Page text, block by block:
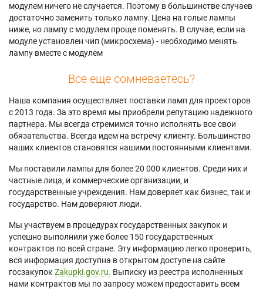
модулем ничего не случается. Поэтому в большинстве случаев
достаточно заменить только лампу. Цена на голые лампы
ниже, но лампу с модулем проще поменять. В случае, если на
модуле установлен чип (микросхема) - необходимо менять
лампу вместе с модулем
Все еще сомневаетесь?
Наша компания осуществляет поставки ламп для проекторов
с 2013 года. За это время мы приобрели репутацию надежного
партнера. Мы всегда стремимся точно исполнять все свои
обязательства. Всегда идем на встречу клиенту. Большинство
наших клиентов становятся нашими постоянными клиентами.
Мы поставили лампы для более 20 000 клиентов. Среди них и
частные лица, и коммерческие организации, и
государственные учреждения. Нам доверяет как бизнес, так и
государство. Нам доверяют люди.
Мы участвуем в процедурах государственных закупок и
успешно выполнили уже более 150 государственных
контрактов по всей стране. Эту информацию легко проверить,
вся информация доступна в открытом доступе на сайте
госзакупок Zakupki.gov.ru. Выписку из реестра исполненных
нами контрактов мы по запросу можем предоставить всем